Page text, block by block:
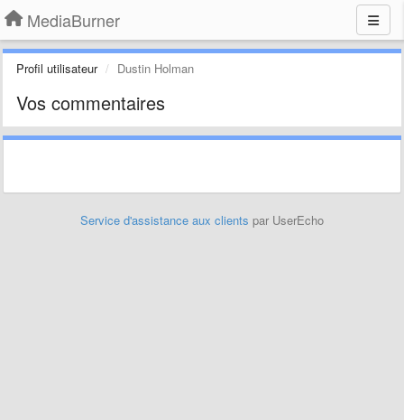
MediaBurner
Profil utilisateur Dustin Holman
Vos commentaires
Service d'assistance aux clients par UserEcho